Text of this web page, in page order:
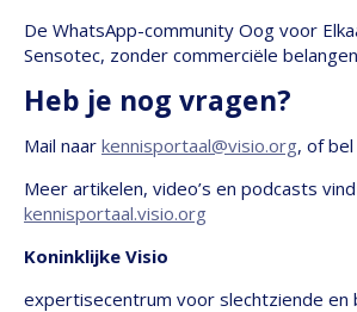
De WhatsApp-community Oog voor
Sensotec, zonder commerciële
Heb je nog vragen?
Mail naar kennisportaal@visio.org, of
Meer artikelen, video’s en podcasts
kennisportaal.visio.org
Koninklijke Visio
expertisecentrum voor slechtziende en